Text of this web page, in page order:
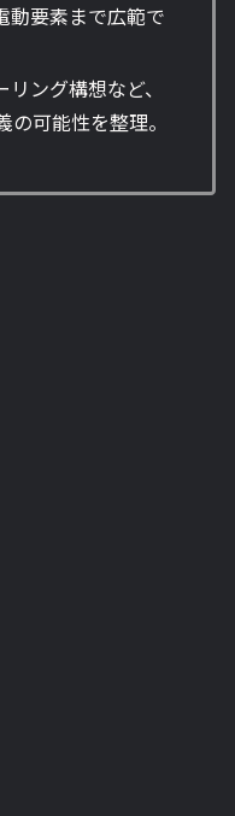
動要素まで広範で
リング構想など、
可能性を整理。